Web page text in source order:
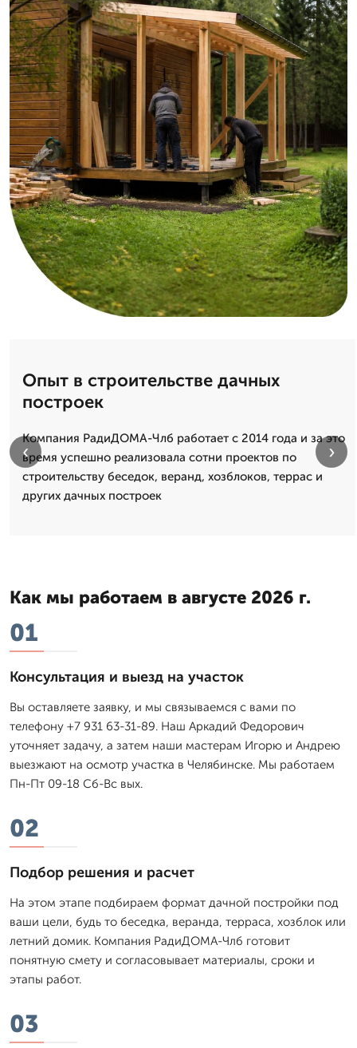
Опыт в строительстве дачных
построек
Компания РадиДОМА-Члб работает с 2014 года и за это
время успешно реализовала сотни проектов по
строительству беседок, веранд, хозблоков, террас и
других дачных построек
‹ ›
Как мы работаем в августе 2026 г.
01
Консультация и выезд на участок
Вы оставляете заявку, и мы связываемся с вами по
телефону +7 931 63-31-89. Наш Аркадий Федорович
уточняет задачу, а затем наши мастерам Игорю и Андрею
выезжают на осмотр участка в Челябинске. Мы работаем
Пн-Пт 09-18 Сб-Вс вых.
02
Подбор решения и расчет
На этом этапе подбираем формат дачной постройки под
ваши цели, будь то беседка, веранда, терраса, хозблок или
летний домик. Компания РадиДОМА-Члб готовит
понятную смету и согласовывает материалы, сроки и
этапы работ.
03